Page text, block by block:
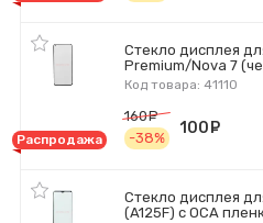
Стекло дисплея
Premium/Nova 7
Код товара: 41110
Распродажа
160
руб.
-38%
100
Стекло дисплея
(A125F) с OCA